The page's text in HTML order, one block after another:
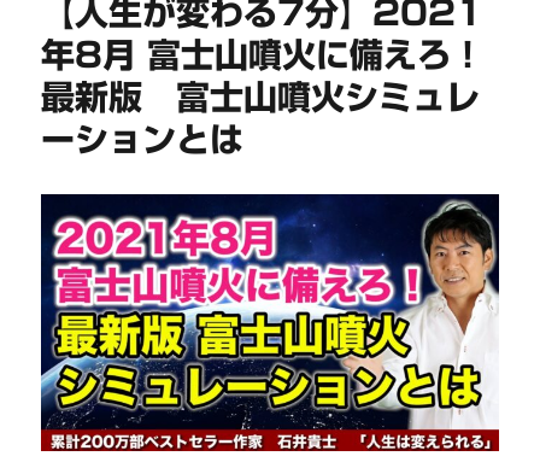
【人生が変わる7分】2021
年8月 富士山噴火に備えろ！
最新版 富士山噴火シミュレ
ーションとは